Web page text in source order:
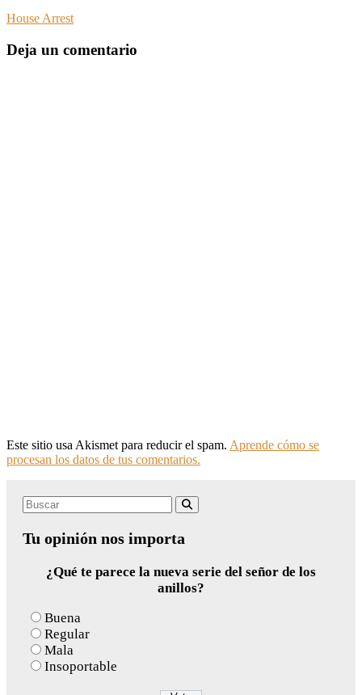
House Arrest
Deja un comentario
Este sitio usa Akismet para reducir el spam. Aprende cómo se
procesan los datos de tus comentarios.
Search
Tu opinión nos importa
¿Qué te parece la nueva serie del señor de los
anillos?
Buena
Regular
Mala
Insoportable